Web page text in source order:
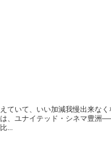
ていて、いい加減我慢出来な
、ユナイテッド・シネマ豊洲
...